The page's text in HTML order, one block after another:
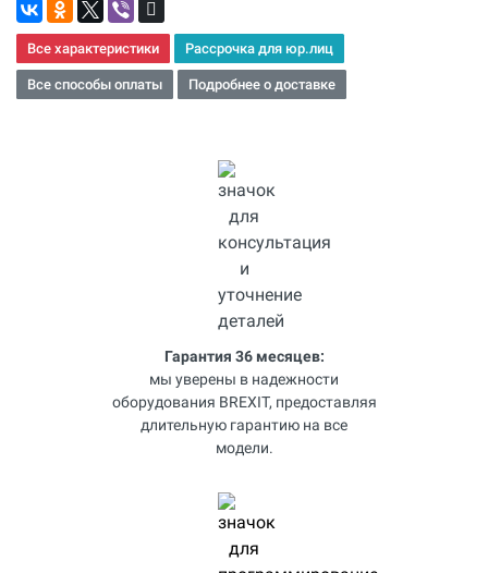
Все характеристики Рассрочка для юр.лиц
Все способы оплаты Подробнее о доставке
Гарантия 36 месяцев:
мы уверены в надежности
оборудования BREXIT, предоставляя
длительную гарантию на все
модели.